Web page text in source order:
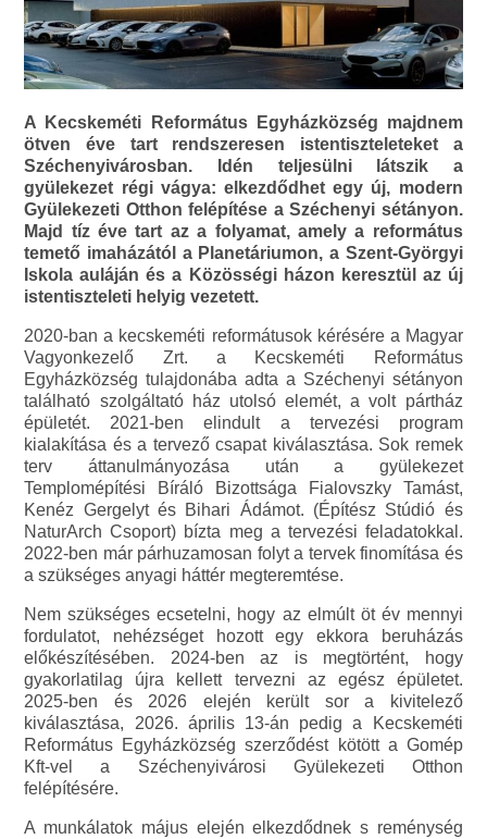
A Kecskeméti Református Egyházközség majdnem
ötven éve tart rendszeresen istentiszteleteket a
Széchenyivárosban. Idén teljesülni látszik a
gyülekezet régi vágya: elkezdődhet egy új, modern
Gyülekezeti Otthon felépítése a Széchenyi sétányon.
Majd tíz éve tart az a folyamat, amely a református
temető imaházától a Planetáriumon, a Szent-Györgyi
Iskola auláján és a Közösségi házon keresztül az új
istentiszteleti helyig vezetett.
2020-ban a kecskeméti reformátusok kérésére a Magyar
Vagyonkezelő Zrt. a Kecskeméti Református
Egyházközség tulajdonába adta a Széchenyi sétányon
található szolgáltató ház utolsó elemét, a volt pártház
épületét. 2021-ben elindult a tervezési program
kialakítása és a tervező csapat kiválasztása. Sok remek
terv áttanulmányozása után a gyülekezet
Templomépítési Bíráló Bizottsága Fialovszky Tamást,
Kenéz Gergelyt és Bihari Ádámot. (Építész Stúdió és
NaturArch Csoport) bízta meg a tervezési feladatokkal.
2022-ben már párhuzamosan folyt a tervek finomítása és
a szükséges anyagi háttér megteremtése.
Nem szükséges ecsetelni, hogy az elmúlt öt év mennyi
fordulatot, nehézséget hozott egy ekkora beruházás
előkészítésében. 2024-ben az is megtörtént, hogy
gyakorlatilag újra kellett tervezni az egész épületet.
2025-ben és 2026 elején került sor a kivitelező
kiválasztása, 2026. április 13-án pedig a Kecskeméti
Református Egyházközség szerződést kötött a Gomép
Kft-vel a Széchenyivárosi Gyülekezeti Otthon
felépítésére.
A munkálatok május elején elkezdődnek s reménység